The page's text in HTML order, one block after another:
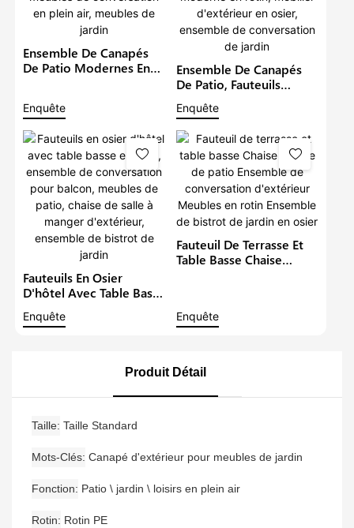
Ensemble De Canapés
De Patio Modernes En
De Salon En Osier,
Meubles De
Conversation En Plein
Air, Meubles De Jardin
Enquête
Ensemble De Canapés
De Patio, Fauteuils
Imperméables Pour
Balcon, Ensemble De
Bistrot Moderne En
Rotin, Mobilier
D'extérieur En Osier,
Ensemble De
Conversation De Jardin
Enquête
Fauteuils En Osier
D'hôtel Avec Table Basse
Conversation Pour
Manger D'extérieur,
Ensemble De Bistrot De
Jardin
Enquête
Fauteuil De Terrasse Et
Table Basse Chaise
D'extérieur Meubles En
Osier
Enquête
Produit Détail
Taille Taille Standard
Mots-Clés Canapé d'extérieur pour meubles de jardin
Fonction Patio \ jardin \ loisirs en plein air
Rotin Rotin PE